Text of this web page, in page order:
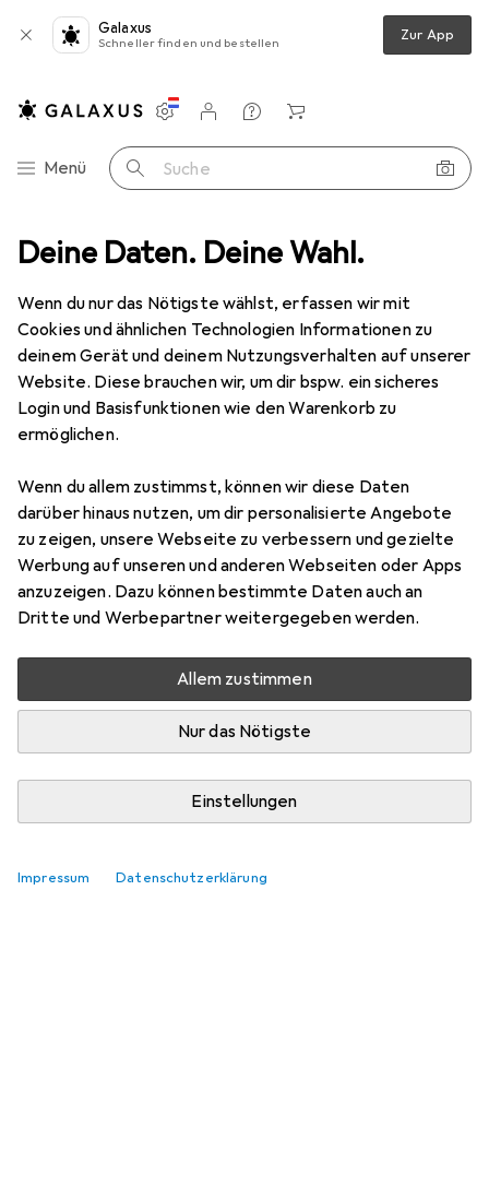
Deine Daten. Deine Wahl.
Wenn du nur das Nötigste wählst, erfassen wir mit
Cookies und ähnlichen Technologien Informationen zu
deinem Gerät und deinem Nutzungsverhalten auf unserer
Website. Diese brauchen wir, um dir bspw. ein sicheres
Login und Basisfunktionen wie den Warenkorb zu
ermöglichen.
Wenn du allem zustimmst, können wir diese Daten
darüber hinaus nutzen, um dir personalisierte Angebote
zu zeigen, unsere Webseite zu verbessern und gezielte
Werbung auf unseren und anderen Webseiten oder Apps
anzuzeigen. Dazu können bestimmte Daten auch an
Dritte und Werbepartner weitergegeben werden.
Allem zustimmen
Nur das Nötigste
Einstellungen
Impressum Datenschutzerklärung
Galaxus
Schneller finden und bestellen Zur App
Navigation nach Kategorien
Menü Suche
Einstellungen
Kundenkonto
Vergleichslisten
Merklisten
Warenkorb